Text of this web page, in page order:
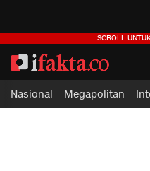
ifakta.co
#pastibenar
Nasional Megapolitan